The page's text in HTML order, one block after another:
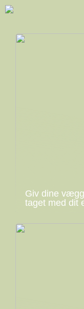
Giv dine
taget med dit